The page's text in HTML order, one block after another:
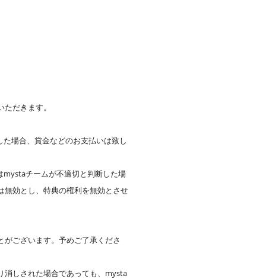
だきます。
場合、賞金などのお支払いは致し
チームが不適切と判断した場
無効とし、特典の権利を無効とさせ
ございます。予めご了承くださ
消しされた場合であっても、mysta